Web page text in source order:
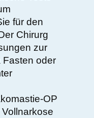
für den
Chirurg
zur
Fasten oder
OP